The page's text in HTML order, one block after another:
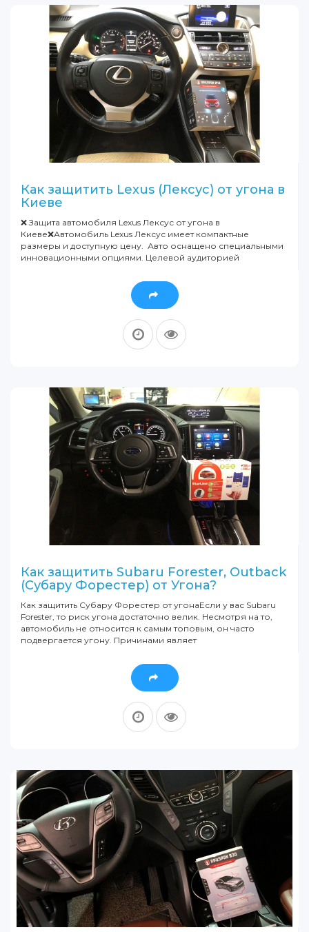
Как защитить Lexus (Лексус) от угона в
Киеве
❌ Защита автомобиля Lexus Лексус от угона в
Киеве❌Автомобиль Lexus Лексус имеет компактные
размеры и доступную цену. Авто оснащено специальными
инновационными опциями. Целевой аудиторией
Как защитить Subaru Forester, Оutback
(Субару Форестер) от Угона?
Как защитить Субару Форестер от угонаЕсли у вас Subaru
Forester, то риск угона достаточно велик. Несмотря на то,
автомобиль не относится к самым топовым, он часто
подвергается угону. Причинами являет